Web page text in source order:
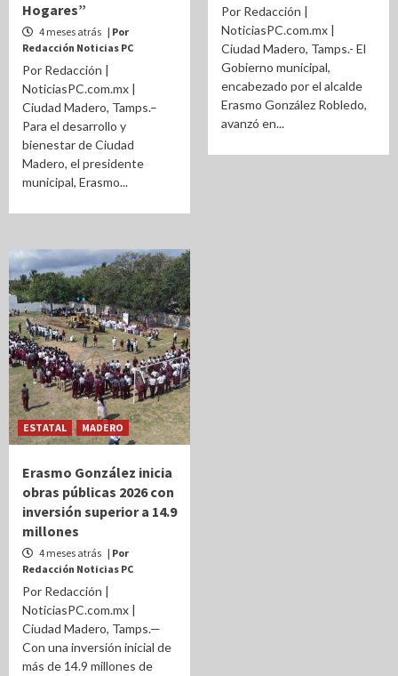
Hogares”
4 meses atrás | Por
Redacción Noticias PC
Por Redacción |
NoticiasPC.com.mx |
Ciudad Madero, Tamps.–
Para el desarrollo y
bienestar de Ciudad
Madero, el presidente
municipal, Erasmo...
Por Redacción |
NoticiasPC.com.mx |
Ciudad Madero, Tamps.- El
Gobierno municipal,
encabezado por el alcalde
Erasmo González Robledo,
avanzó en...
ESTATAL MADERO
Erasmo González inicia
obras públicas 2026 con
inversión superior a 14.9
millones
4 meses atrás | Por
Redacción Noticias PC
Por Redacción |
NoticiasPC.com.mx |
Ciudad Madero, Tamps.—
Con una inversión inicial de
más de 14.9 millones de